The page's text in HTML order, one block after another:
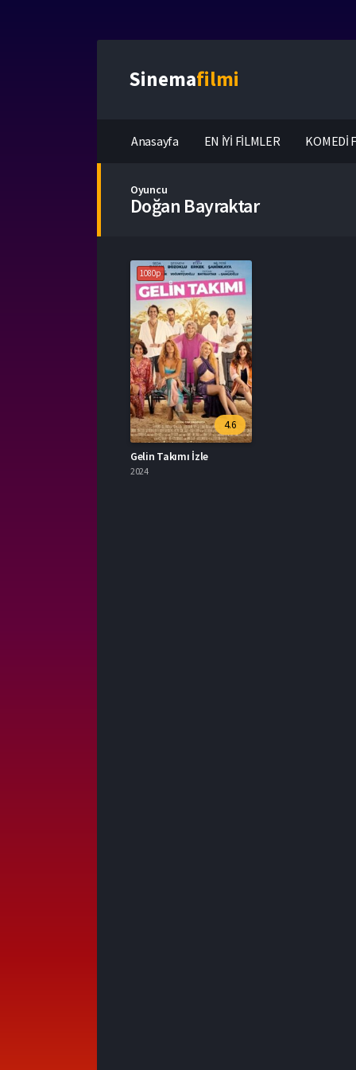
Sinemafilmi
Anasayfa EN İYİ FİLMLER KOMEDİ
Oyuncu
Doğan Bayraktar
1080p
4.6
Gelin Takımı İzle
2024